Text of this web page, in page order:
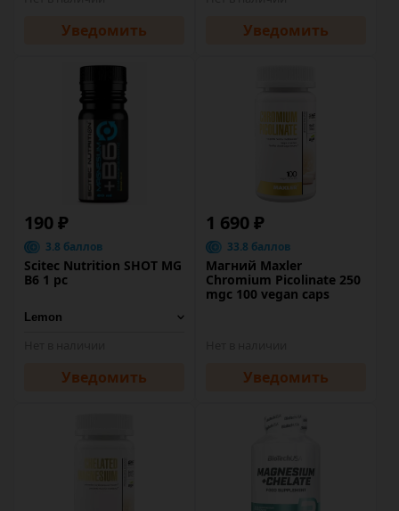
Уведомить Уведомить
190 ₽
3.8 баллов
Scitec Nutrition SHOT MG
B6 1 pc
Уведомить
1 690 ₽
33.8 баллов
Магний Maxler
Chromium Picolinate 250
mgc 100 vegan caps
Уведомить